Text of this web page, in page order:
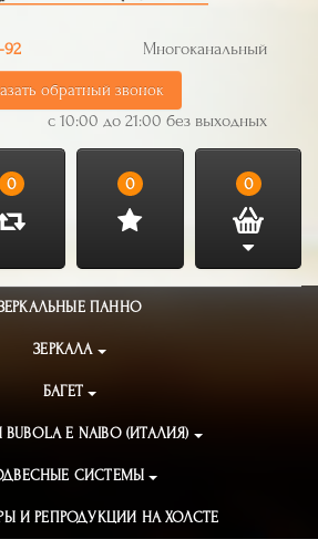
Многоканальный
обратный звонок
с 10:00 до 21:00 без выходных
0 0 0
ПАННО
ЗЕРКАЛА
БАГЕТ
E NAIBO (ИТАЛИЯ)
СИСТЕМЫ
И РЕПРОДУКЦИИ НА ХОЛСТЕ